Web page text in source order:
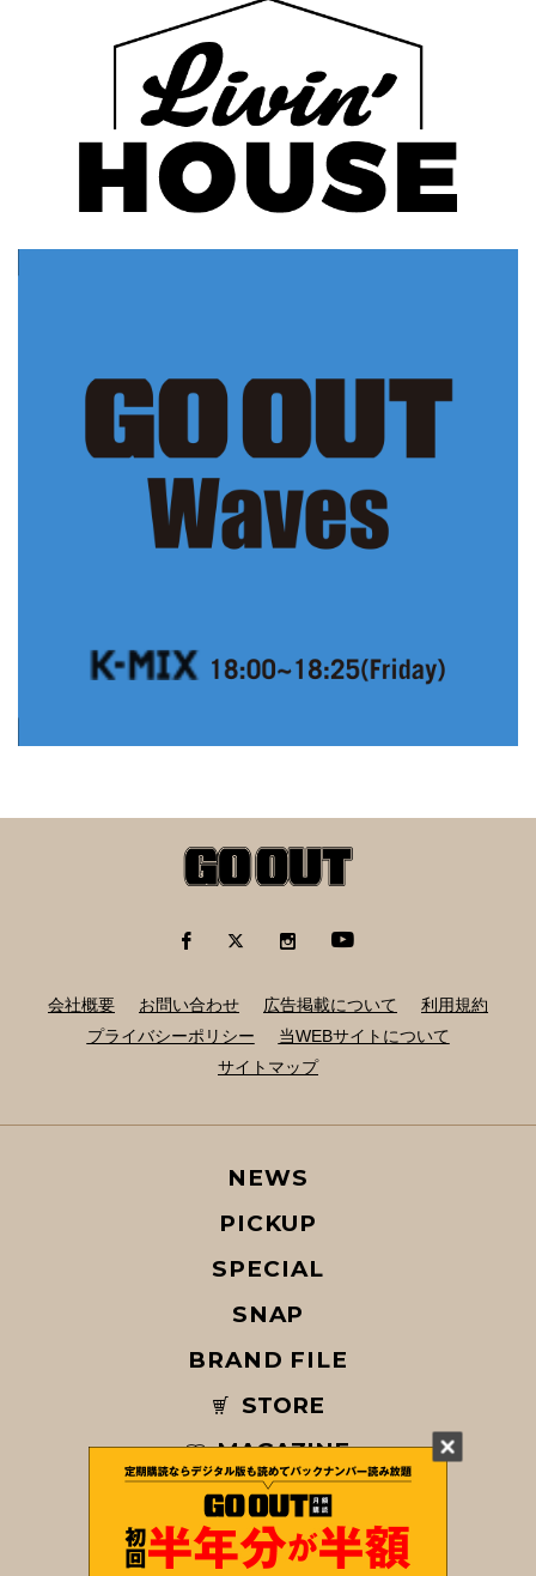
会社概要 お問い合わせ 広告掲載について
利用規約
プライバシーポリシー
当WEBサイトについて
サイトマップ
NEWS
PICKUP
SPECIAL
SNAP
BRAND FILE
STORE
MAGAZINE